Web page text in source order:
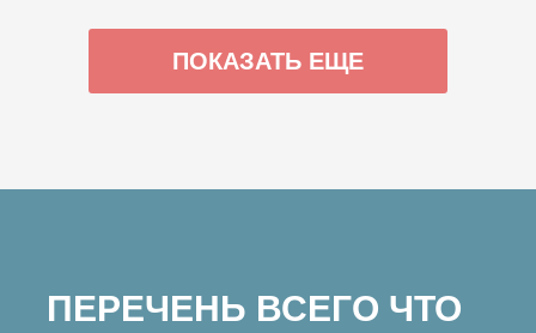
ПОКАЗАТЬ ЕЩЕ
ПЕРЕЧЕНЬ ВСЕГО ЧТО